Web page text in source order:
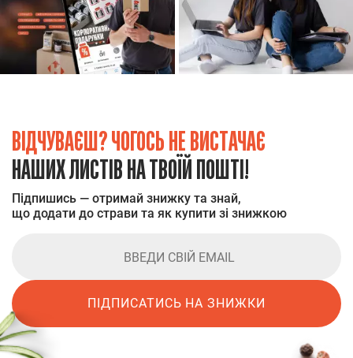
ВІДЧУВАЄШ? ЧОГОСЬ НЕ ВИСТАЧАЄ
НАШИХ ЛИСТІВ НА ТВОЇЙ ПОШТІ!
Підпишись — отримай знижку та знай,
що додати до страви та як купити зі знижкою
ПІДПИСАТИСЬ НА ЗНИЖКИ